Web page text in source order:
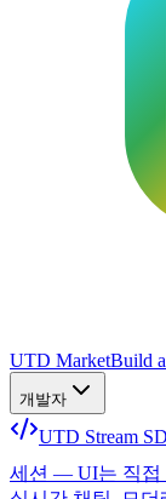
UTD MarketBuild
개발자
UTD Stream
세션 — UI는 직접